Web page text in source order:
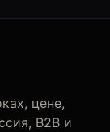
цене,
B2B и